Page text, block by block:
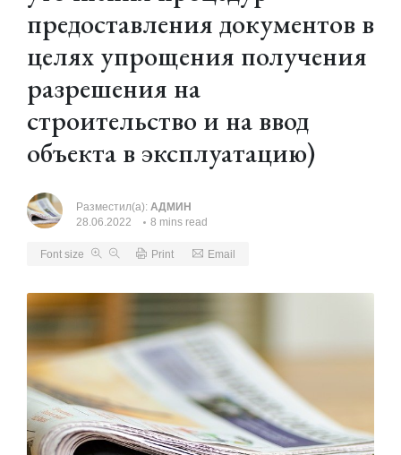
предоставления документов в
целях упрощения получения
разрешения на
строительство и на ввод
объекта в эксплуатацию)
Разместил(а): АДМИН
28.06.2022
8 mins read
Font size Print Email